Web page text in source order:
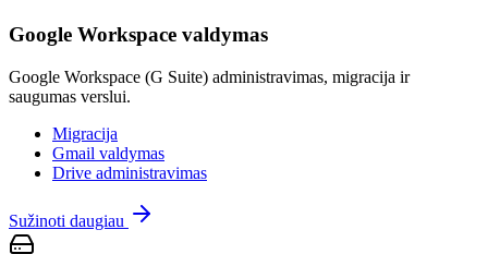
Google Workspace valdymas
Google Workspace (G Suite) administravimas, migracija ir
saugumas verslui.
Migracija
Gmail valdymas
Drive administravimas
Sužinoti daugiau